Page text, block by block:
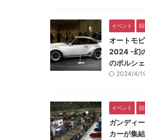
イベント
オートモ
2024 -幻
のポルシ
2024/4/
イベント
ガンディ
カーが集